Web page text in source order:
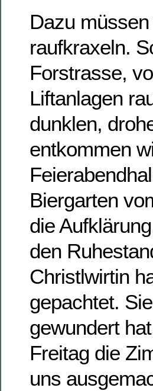
Dazu
raufkraxeln.
Forstrasse,
Liftanlagen
dunklen,
entkommen
Biergarten
die
den
Christlwirtin
gepachtet.
gewundert
Freitag die
uns